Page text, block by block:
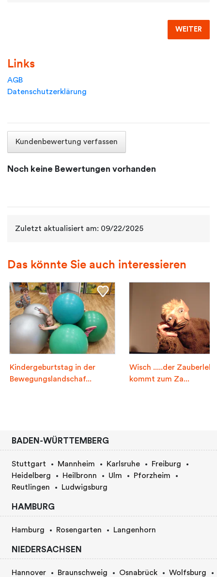
WEITER
Links
AGB
Datenschutzerklärung
Kundenbewertung verfassen
Noch keine Bewertungen vorhanden
Zuletzt aktualisiert am: 09/22/2025
Das könnte Sie auch interessieren
Kindergeburtstag in der
Bewegungslandschaf...
Wisch .....der
kommt zum Za...
BADEN-WÜRTTEMBERG
Stuttgart Mannheim Karlsruhe
Freiburg
Heidelberg
Heilbronn Ulm
Pforzheim
Reutlingen
Ludwigsburg
HAMBURG
Hamburg Rosengarten Langenhorn
NIEDERSACHSEN
Hannover Braunschweig Osnabrück
Wolfsburg